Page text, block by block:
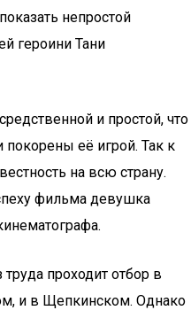
непростой
героини Тани
и простой, что
её игрой. Так к
на всю страну.
фильма девушка
проходит отбор в
и в Щепкинском. Однако